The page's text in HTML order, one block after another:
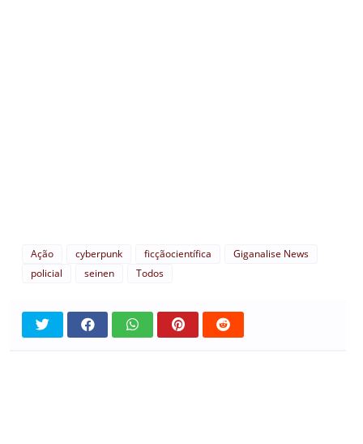
Ação cyberpunk ficçãocientífica
Giganalise News
policial
seinen Todos